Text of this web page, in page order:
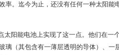
率。迄今为止，还没有任何一种太阳
阳能电池上实现了这一点。他们在一
璃（其包含有一薄层透明的导体）、